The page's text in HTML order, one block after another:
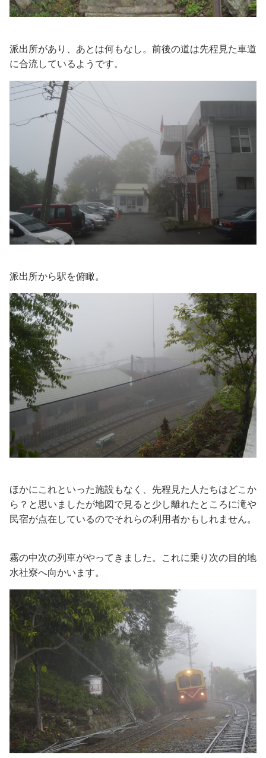
派出所があり、あとは何もなし。前後の道は先程見た車道
に合流しているようです。
派出所から駅を俯瞰。
ほかにこれといった施設もなく、先程見た人たちはどこか
ら？と思いましたが地図で見ると少し離れたところに滝や
民宿が点在しているのでそれらの利用者かもしれません。
霧の中次の列車がやってきました。これに乗り次の目的地
水社寮へ向かいます。